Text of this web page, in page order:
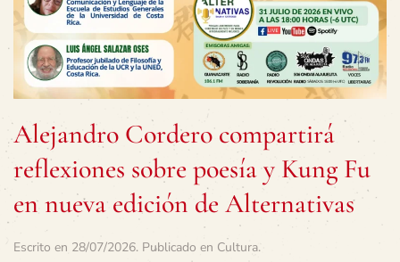
Alejandro Cordero compartirá
reflexiones sobre poesía y Kung Fu
en nueva edición de Alternativas
Escrito en 28/07/2026. Publicado en Cultura.